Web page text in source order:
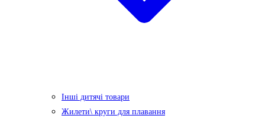
Інші дитячі товари
Жилети\ круги для плавання